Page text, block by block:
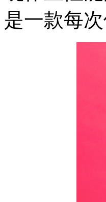
是一款每